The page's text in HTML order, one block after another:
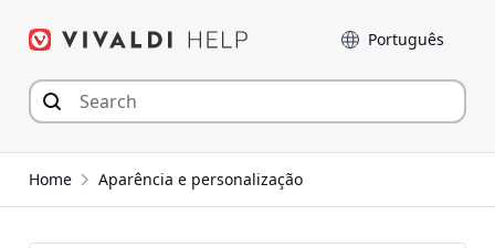
para
conteúdo
Idioma
Home Aparência e personalização